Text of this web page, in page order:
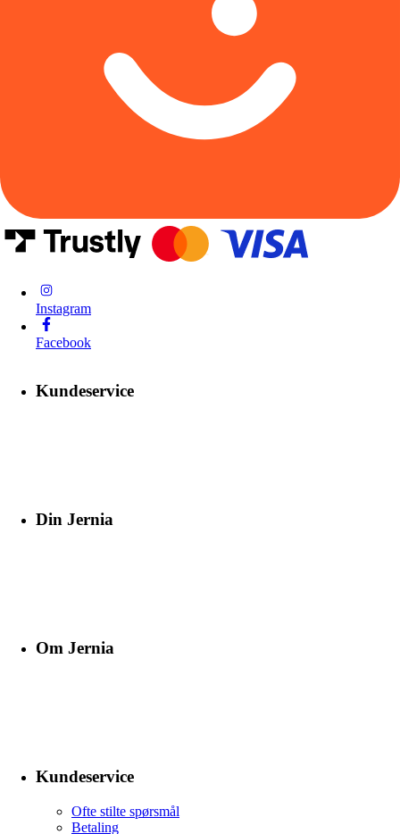
Instagram
Facebook
Kundeservice
Din Jernia
Om Jernia
Kundeservice
Ofte stilte spørsmål
Betaling